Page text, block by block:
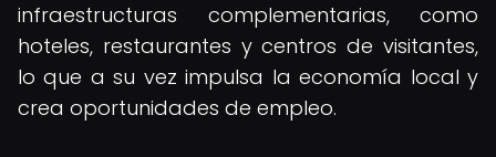
infraestructuras complementarias, como
hoteles, restaurantes y centros de visitantes,
lo que a su vez impulsa la economía local y
crea oportunidades de empleo.